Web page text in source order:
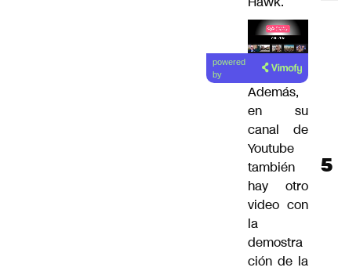
Lea el
artículo
powered
by
Además,
en su
canal de
Youtube
también
hayotro
video con
la
demostra
ción de la